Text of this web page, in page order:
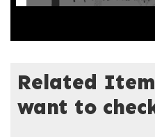
Related
want to